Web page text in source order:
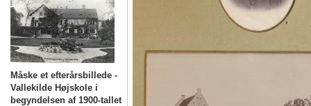
Måske et efterårsbillede -
Vallekilde Højskole i
begyndelsen af 1900-tallet